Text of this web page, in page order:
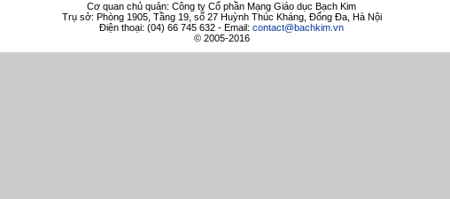
Cơ quan chủ quản: Công ty Cổ phần Mạng Giáo dục Bạch Kim
Trụ sở: Phòng 1905, Tầng 19, số 27 Huỳnh Thúc Kháng, Đống Đa, Hà Nội
Điện thoại: (04) 66 745 632 - Email: contact@bachkim.vn
© 2005-2016